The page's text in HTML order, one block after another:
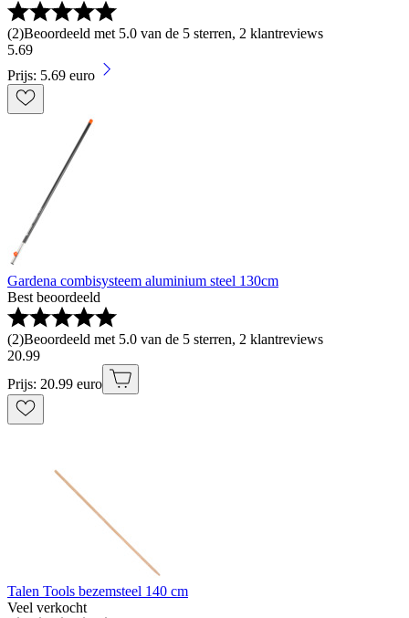
(2)Beoordeeld met 5.0 van de 5 sterren, 2 klantreviews
5.69
Prijs: 5.69 euro
Gardena combisysteem aluminium steel 130cm
Best beoordeeld
(2)Beoordeeld met 5.0 van de 5 sterren, 2 klantreviews
20.99
Prijs: 20.99 euro
Talen Tools bezemsteel 140 cm
Veel verkocht